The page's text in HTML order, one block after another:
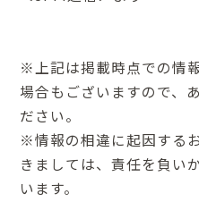
※上記は掲載時点での情
場合もございますので、
ださい。
※情報の相違に起因する
きましては、責任を負い
います。